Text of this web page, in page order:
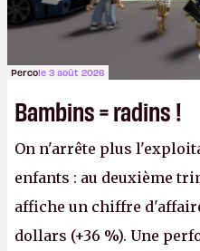
Percole 3 août 2026
Bambins = radins !
On n'arrête plus
enfants : au deuxième
affiche un chiffre
dollars (+36 %). Une